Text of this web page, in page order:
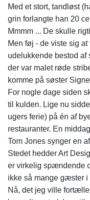
Med et stort, tandløst
grin forlangte han 20
Mmmm ... De skulle
Men føj - de viste sig
udelukkende bestod af
der var malet røde
komme på søster
For nogle dage siden
til kulden. Lige nu
ugers ferie) på én af
restauranter. En
Tom Jones synger en
Stedet hedder Art
er virkelig spændende
ikke så mange gæster
Nå, det jeg ville